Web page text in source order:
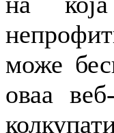
може
оваа